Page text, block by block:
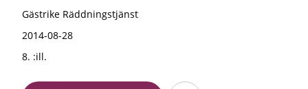
Gästrike Räddningstjänst
2014-08-28
8. :ill.